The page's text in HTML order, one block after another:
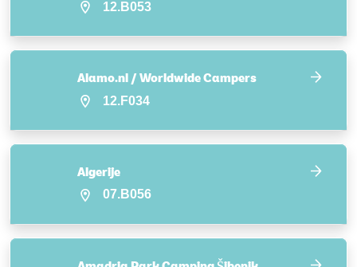
12.B053
Alamo.nl / Worldwide Campers
12.F034
Algerije
07.B056